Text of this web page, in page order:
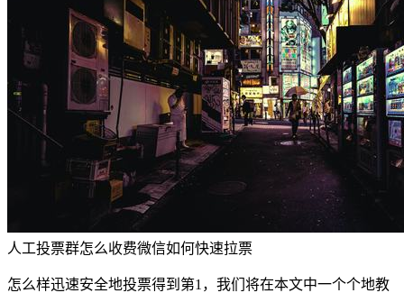
人工投票群怎么收费微信如何快速拉票
怎么样迅速安全地投票得到第1，我们将在本文中一个个地教